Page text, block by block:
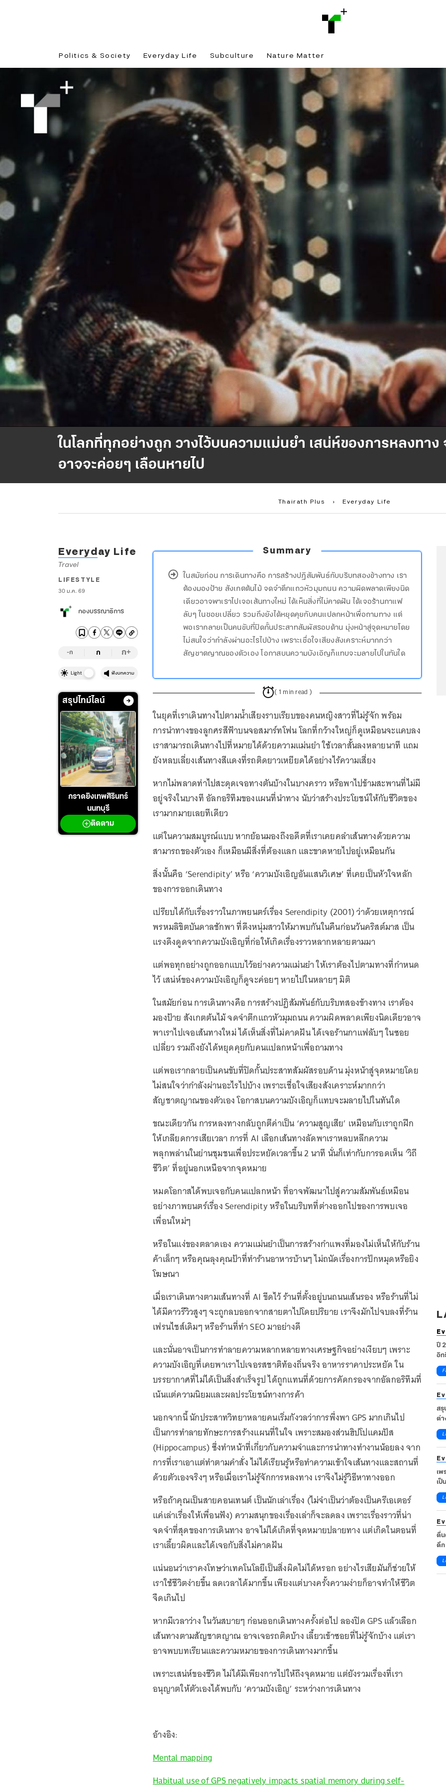
Politics & Society Everyday Life Subculture Nature Matter
ในโลกที่ทุกอย่างถูก วางไว้บนความแม่นยำ เสน่ห์ของการหลงทาง
อาจจะค่อยๆ เลือนหายไป
Thairath Plus › Everyday Life
Everyday Life
Travel
LIFESTYLE
30 ม.ค. 69
กองบรรณาธิการ
-ก ก ก+
Light ฟังบทความ
สรุปไทม์ไลน์
กราดยิงเทพศิรินทร์
นนทบุรี
ติดตาม
ปี
อิท
สรุ
ต่า
ไ
ผู้เ
เพ
เป็
ชีวิ
ตื่น
ดึก
รว
Summary
ในสมัยก่อน การเดินทางคือ การสร้างปฏิสัมพันธ์กับบริบทสองข้างทาง เรา
ต้องมองป้าย สังเกตต้นไม้ จดจำตึกแถวหัวมุมถนน ความผิดพลาดเพียงนิด
เดียวอาจพาเราไปเจอเส้นทางใหม่ ได้เห็นสิ่งที่ไม่คาดฝัน ได้เจอร้านกาแฟ
ลับๆ ในซอยเปลี่ยว รวมถึงยังได้หยุดคุยกับคนแปลกหน้าเพื่อถามทาง แต่
พอเรากลายเป็นคนขับที่ปิดกั้นประสาทสัมผัสรอบด้าน มุ่งหน้าสู่จุดหมายโดย
ไม่สนใจว่ากำลังผ่านอะไรไปบ้าง เพราะเชื่อใจเสียงสังเคราะห์มากกว่า
สัญชาตญาณของตัวเอง โอกาสบนความบังเอิญก็แทบจะมลายไปในทันใด
( 1 min read )
ในยุคที่เราเดินทางไปตามน้ำเสียงราบเรียบของคนหญิงสาวที่ไม่รู้จัก พร้อม
การนำทางของลูกศรสีฟ้าบนจอสมาร์ทโฟน โลกที่กว้างใหญ่ก็ดูเหมือนจะแคบลง
เราสามารถเดินทางไปที่หมายได้ด้วยความแม่นยำ ใช้เวลาสั้นลงหลายนาที แถม
ยังหลบเลี่ยงเส้นทางสีแดงที่รถติดยาวเหยียดได้อย่างไร้ความเสี่ยง
หากไม่พลาดท่าไปสะดุดเจอทางตันบ้างในบางคราว หรือพาไปข้ามสะพานที่ไม่มี
อยู่จริงในบางที อัลกอริทึมของแผนที่นำทาง นับว่าสร้างประโยชน์ให้กับชีวิตของ
เรามากมายเลยทีเดียว
แต่ในความสมบูรณ์แบบ หากย้อนมองถึงอดีตที่เราเคยคลำเส้นทางด้วยความ
สามารถของตัวเอง ก็เหมือนมีสิ่งที่ต้องแลก และขาดหายไปอยู่เหมือนกัน
สิ่งนั้นคือ ‘Serendipity’ หรือ ‘ความบังเอิญอันแสนวิเศษ’ ที่เคยเป็นหัวใจหลัก
ของการออกเดินทาง
เปรียบได้กับเรื่องราวในภาพยนตร์เรื่อง Serendipity (2001) ว่าด้วยเหตุการณ์
พรหมลิขิตบันดาลชักพา ที่ดึงหนุ่มสาวให้มาพบกันในคืนก่อนวันคริสต์มาส เป็น
แรงดึงดูดจากความบังเอิญที่ก่อให้เกิดเรื่องราวหลากหลายตามมา
แต่พอทุกอย่างถูกออกแบบไว้อย่างความแม่นยำ ให้เราต้องไปตามทางที่กำหนด
ไว้ เสน่ห์ของความบังเอิญก็ดูจะค่อยๆ หายไปในหลายๆ มิติ
ในสมัยก่อน การเดินทางคือ การสร้างปฏิสัมพันธ์กับบริบทสองข้างทาง เราต้อง
มองป้าย สังเกตต้นไม้ จดจำตึกแถวหัวมุมถนน ความผิดพลาดเพียงนิดเดียวอาจ
พาเราไปเจอเส้นทางใหม่ ได้เห็นสิ่งที่ไม่คาดฝัน ได้เจอร้านกาแฟลับๆ ในซอย
เปลี่ยว รวมถึงยังได้หยุดคุยกับคนแปลกหน้าเพื่อถามทาง
แต่พอเรากลายเป็นคนขับที่ปิดกั้นประสาทสัมผัสรอบด้าน มุ่งหน้าสู่จุดหมายโดย
ไม่สนใจว่ากำลังผ่านอะไรไปบ้าง เพราะเชื่อใจเสียงสังเคราะห์มากกว่า
สัญชาตญาณของตัวเอง โอกาสบนความบังเอิญก็แทบจะมลายไปในทันใด
ขณะเดียวกัน การหลงทางกลับถูกตีค่าเป็น ‘ความสูญเสีย’ เหมือนกับเราถูกฝึก
ให้เกลียดการเสียเวลา การที่ AI เลือกเส้นทางลัดพาเราหลบหลีกความ
พลุกพล่านในย่านชุมชนเพื่อประหยัดเวลาขึ้น 2 นาที นั่นก็เท่ากับการอดเห็น ‘วิถี
ชีวิต’ ที่อยู่นอกเหนือจากจุดหมาย
หมดโอกาสได้พบเจอกับคนแปลกหน้า ที่อาจพัฒนาไปสู่ความสัมพันธ์เหมือน
อย่างภาพยนตร์เรื่อง Serendipity หรือในบริบทที่ต่างออกไปของการพบเจอ
เพื่อนใหม่ๆ
หรือในแง่ของตลาดเอง ความแม่นยำเป็นการสร้างกำแพงที่มองไม่เห็นให้กับร้าน
ค้าเล็กๆ หรือคุณลุงคุณป้าที่ทำร้านอาหารบ้านๆ ไม่ถนัดเรื่องการปักหมุดหรือยิง
โฆษณา
เมื่อเราเดินทางตามเส้นทางที่ AI ขีดไว้ ร้านที่ตั้งอยู่บนถนนเส้นรอง หรือร้านที่ไม่
ได้มีดาวรีวิวสูงๆ จะถูกลบออกจากสายตาไปโดยปริยาย เราจึงมักไปจบลงที่ร้าน
เฟรนไชส์เดิมๆ หรือร้านที่ทำ SEO มาอย่างดี
และนั่นอาจเป็นการทำลายความหลากหลายทางเศรษฐกิจอย่างเงียบๆ เพราะ
ความบังเอิญที่เคยพาเราไปเจอรสชาติท้องถิ่นจริง อาหารราคาประหยัด ใน
บรรยากาศที่ไม่ได้เป็นสิ่งสำเร็จรูป ได้ถูกแทนที่ด้วยการคัดกรองจากอัลกอริทึมที่
เน้นแต่ความนิยมและผลประโยชน์ทางการค้า
นอกจากนี้ นักประสาทวิทยาหลายคนเริ่มกังวลว่าการพึ่งพา GPS มากเกินไป
เป็นการทำลายทักษะการสร้างแผนที่ในใจ เพราะสมองส่วนฮิปโปแคมปัส
(Hippocampus) ซึ่งทำหน้าที่เกี่ยวกับความจำและการนำทางทำงานน้อยลง จาก
การที่เราเอาแต่ทำตามคำสั่ง ไม่ได้เรียนรู้หรือทำความเข้าใจเส้นทางและสถานที่
ด้วยตัวเองจริงๆ หรือเมื่อเราไม่รู้จักการหลงทาง เราจึงไม่รู้วิธีหาทางออก
หรือถ้าคุณเป็นสายคอนเทนต์ เป็นนักเล่าเรื่อง (ไม่จำเป็นว่าต้องเป็นครีเอเตอร์
แค่เล่าเรื่องให้เพื่อนฟัง) ความสนุกของเรื่องเล่าก็จะลดลง เพราะเรื่องราวที่น่า
จดจำที่สุดของการเดินทาง อาจไม่ได้เกิดที่จุดหมายปลายทาง แต่เกิดในตอนที่
เราเลี้ยวผิดและได้เจอกับสิ่งไม่คาดฝัน
แน่นอนว่าเราคงโทษว่าเทคโนโลยีเป็นสิ่งผิดไม่ได้หรอก อย่างไรเสียมันก็ช่วยให้
เราใช้ชีวิตง่ายขึ้น ลดเวลาได้มากขึ้น เพียงแต่บางครั้งความง่ายก็อาจทำให้ชีวิต
จืดเกินไป
หากมีเวลาว่าง ในวันสบายๆ ก่อนออกเดินทางครั้งต่อไป ลองปิด GPS แล้วเลือก
เส้นทางตามสัญชาตญาณ อาจเจอรถติดบ้าง เลี้ยวเข้าซอยที่ไม่รู้จักบ้าง แต่เรา
อาจพบบทเรียนและความหมายของการเดินทางมากขึ้น
เพราะเสน่ห์ของชีวิต ไม่ได้มีเพียงการไปให้ถึงจุดหมาย แต่ยังรวมเรื่องที่เรา
อนุญาตให้ตัวเองได้พบกับ ‘ความบังเอิญ’ ระหว่างการเดินทาง
อ้างอิง:
Mental mapping
Habitual use of GPS negatively impacts spatial memory during self-